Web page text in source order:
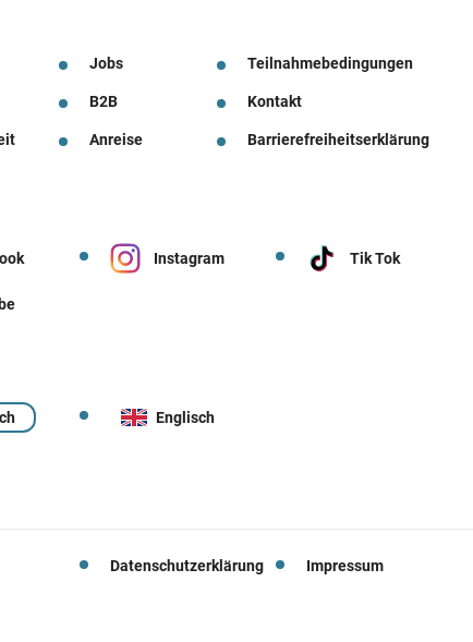
Jobs Teilnahmebedingungen
B2B Kontakt
Anreise Barrierefreiheitserklärung
Instagram Tik Tok
Englisch
Datenschutzerklärung Impressum